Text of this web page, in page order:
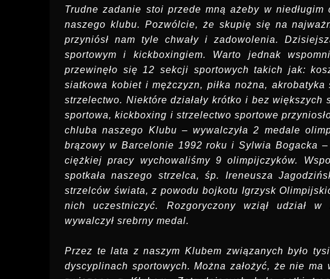
Trudne zadanie stoi przede mną ażeby w
naszego klubu. Pozwólcie, że skupię się na
przyniósł nam tyle chwały i zadowolenia.
sportowym i kickboxingiem. Warto jednak
przewinęło się 12 sekcji sportowych takich jak:
siatkowa kobiet i mężczyzn, piłka nożna,
strzelectwo. Niektóre działały krótko i bez
sportowa, kickboxing i strzelectwo sportowe
chluba naszego Klubu – wywalczyła 2 medale
brązowy w Barcelonie 1992 roku i Sylwia Bogacka
ciężkiej pracy wychowaliśmy 9 olimpijczyków.
spotkała naszego strzelca, śp. Ireneusza
strzelców świata, z powodu bojkotu Igrzysk
nich uczestniczyć. Rozgoryczony wziął udział
wywalczył srebrny medal.
Przez te lata z naszym Klubem związanych było
dyscyplinach sportowych. Można założyć, że nie